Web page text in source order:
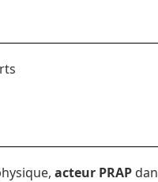
acteur PRAP